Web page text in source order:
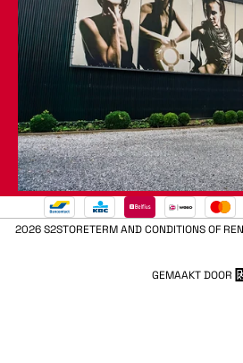
2026 S2STORETERM AND CONDITIONS OF
GEMAAKT DOOR